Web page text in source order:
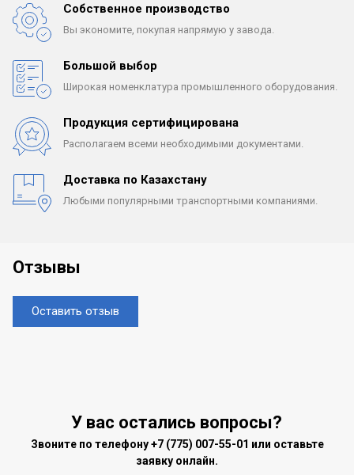
Собственное производство
Вы экономите, покупая напрямую у завода.
Большой выбор
Широкая номенклатура промышленного оборудования.
Продукция сертифицирована
Располагаем всеми необходимыми документами.
Доставка по Казахстану
Любыми популярными транспортными компаниями.
Отзывы
Оставить отзыв
У вас остались вопросы?
Звоните по телефону+7 (775) 007-55-01 или оставьте
заявку онлайн.